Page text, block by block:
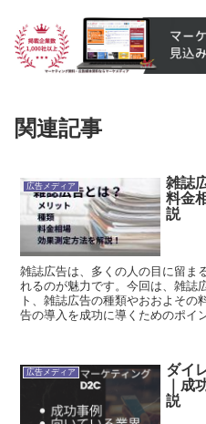
関連記事
広告メディア
雑誌
料金
説
雑誌広告は、多くの人の目に留ま
れるのが魅力です。今回は、雑誌
ト、雑誌広告の種類やおおよその
告の導入を成功に導くためのポイ
広告メディア
ダイ
｜成
説